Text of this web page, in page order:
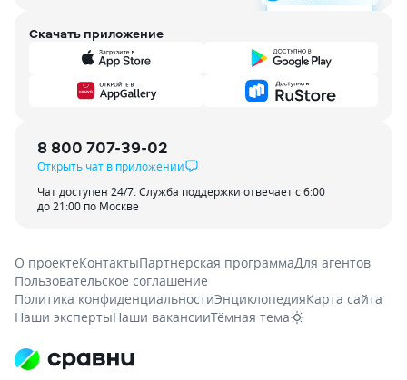
Скачать приложение
8 800 707-39-02
Открыть чат в приложении
Чат доступен 24/7. Служба поддержки отвечает с 6:00
до 21:00 по Москве
О проектеКонтактыПартнерская программаДля агентов
Пользовательское соглашение
Политика конфиденциальностиЭнциклопедияКарта сайта
Наши экспертыНаши вакансииТёмная тема